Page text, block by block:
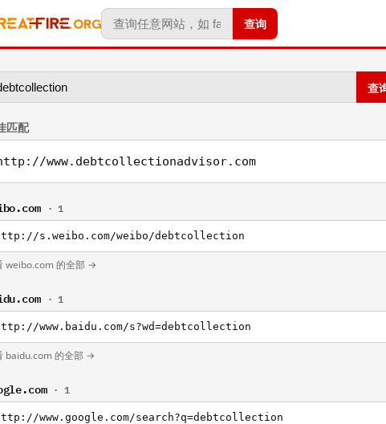
查询
查
匹配
www.debtcollectionadvisor.com
· 1
s.weibo.com/weibo/debtcollection
weibo.com 的全部 →
· 1
www.baidu.com/s?wd=debtcollection
baidu.com 的全部 →
· 1
www.google.com/search?q=debtcollection